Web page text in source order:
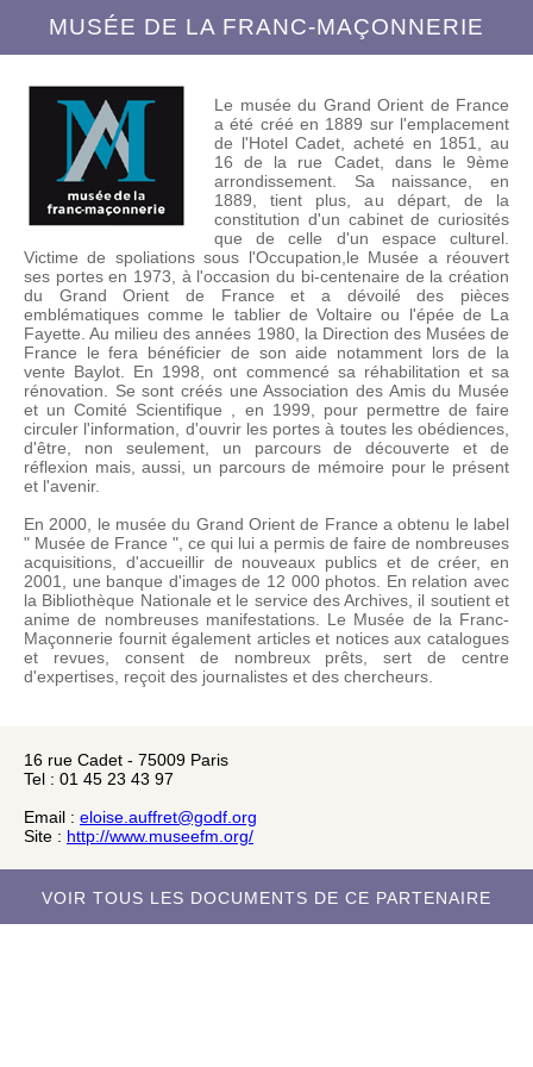
MUSÉE DE LA FRANC-MAÇONNERIE
Le musée du Grand Orient de France
a été créé en 1889 sur l'emplacement
de l'Hotel Cadet, acheté en 1851, au
16 de la rue Cadet, dans le 9ème
arrondissement. Sa naissance, en
1889, tient plus, au départ, de la
constitution d'un cabinet de curiosités
que de celle d'un espace culturel.
Victime de spoliations sous l'Occupation,le Musée a réouvert
ses portes en 1973, à l'occasion du bi-centenaire de la création
du Grand Orient de France et a dévoilé des pièces
emblématiques comme le tablier de Voltaire ou l'épée de La
Fayette. Au milieu des années 1980, la Direction des Musées de
France le fera bénéficier de son aide notamment lors de la
vente Baylot. En 1998, ont commencé sa réhabilitation et sa
rénovation. Se sont créés une Association des Amis du Musée
et un Comité Scientifique , en 1999, pour permettre de faire
circuler l'information, d'ouvrir les portes à toutes les obédiences,
d'être, non seulement, un parcours de découverte et de
réflexion mais, aussi, un parcours de mémoire pour le présent
et l'avenir.
En 2000, le musée du Grand Orient de France a obtenu le label
" Musée de France ", ce qui lui a permis de faire de nombreuses
acquisitions, d'accueillir de nouveaux publics et de créer, en
2001, une banque d'images de 12 000 photos. En relation avec
la Bibliothèque Nationale et le service des Archives, il soutient et
anime de nombreuses manifestations. Le Musée de la Franc-
Maçonnerie fournit également articles et notices aux catalogues
et revues, consent de nombreux prêts, sert de centre
d'expertises, reçoit des journalistes et des chercheurs.
16 rue Cadet - 75009 Paris
Tel : 01 45 23 43 97
Email : eloise.auffret@godf.org
Site : http://www.museefm.org/
VOIR TOUS LES DOCUMENTS DE CE PARTENAIRE